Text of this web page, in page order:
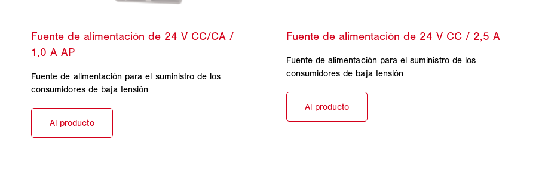
Fuente de alimentación para el suministro de los
consumidores de baja tensión
Fuente de alimentación para el suministro de los
consumidores de baja tensión